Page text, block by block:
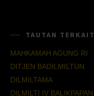
TAUTAN TERKAIT
MAHKAMAH AGUNG RI
DITJEN BADILMILTUN
DILMILTAMA
DILMILTI IV BALIKPAPAN